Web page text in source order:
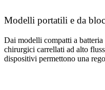
Modelli portatili e da
Dai modelli compatti a
chirurgici carrellati ad alto
dispositivi permettono una